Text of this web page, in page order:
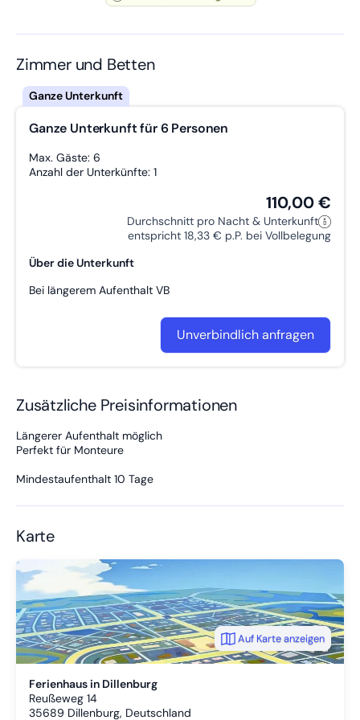
Gute Vekehrsanbindung
Terrasse Privates Bad
Mikro­welle
Wasch­maschine
Geschäfte in der Nähe
Kaffee­maschine
Reinigungsmittel
Wanderwege
Trockner
Zustellbett möglich
Streaming Dienste
Grillmöglich­keit
Zimmer und Betten
Ganze Unterkunft für 6 Personen
Max. Gäste: 6
Anzahl der Unterkünfte: 1
110,00 €
Durchschnitt pro Nacht & Unterkunft
entspricht 18,33 € p.P. bei Vollbelegung
Über die Unterkunft
Bei längerem Aufenthalt VB
Unverbindlich anfragen
Zusätzliche Preisinformationen
Längerer Aufenthalt möglich
Perfekt für Monteure
Mindestaufenthalt 10 Tage
Karte
Ferienhaus in Dillenburg
Reußeweg 14
35689 Dillenburg, Deutschland
Auf Karte anzeigen